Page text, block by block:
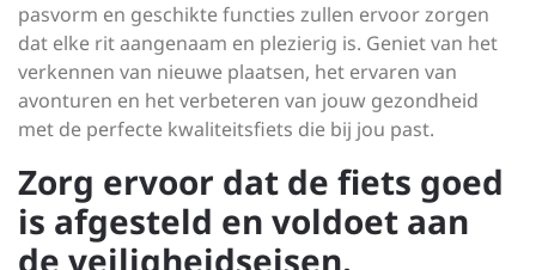
pasvorm en geschikte functies zullen ervoor zorgen
dat elke rit aangenaam en plezierig is. Geniet van het
verkennen van nieuwe plaatsen, het ervaren van
avonturen en het verbeteren van jouw gezondheid
met de perfecte kwaliteitsfiets die bij jou past.
Zorg ervoor dat de fiets goed
is afgesteld en voldoet aan
de veiligheidseisen.